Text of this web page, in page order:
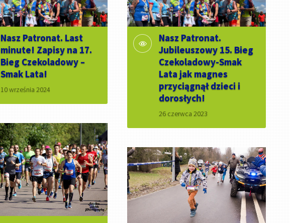
Nasz Patronat. Last
minute! Zapisy na 17.
Bieg Czekoladowy –
Smak Lata!
10 września 2024
Nasz Patronat.
Jubileuszowy 15. Bieg
Czekoladowy-Smak
Lata jak magnes
przyciągnął dzieci i
dorosłych!
26 czerwca 2023